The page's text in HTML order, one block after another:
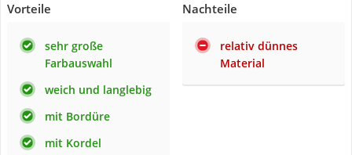
Vorteile
sehr große
Farbauswahl
weich und langlebig
mit Bordüre
mit Kordel
Nachteile
relativ dünnes
Material